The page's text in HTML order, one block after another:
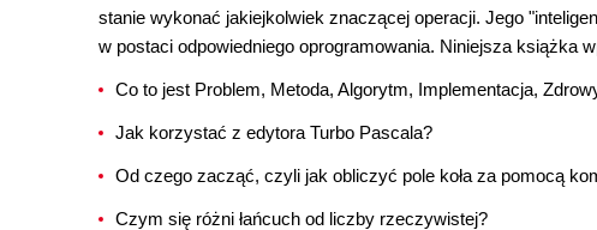
stanie wykonać jakiejkolwiek znaczącej operacji. Jego
w postaci odpowiedniego oprogramowania. Niniejsza książka
Co to jest Problem, Metoda, Algorytm, Implementacja,
Jak korzystać z edytora Turbo Pascala?
Od czego zacząć, czyli jak obliczyć pole koła za pomocą
Czym się różni łańcuch od liczby rzeczywistej?